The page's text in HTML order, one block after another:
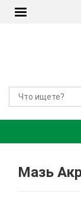
Мазь